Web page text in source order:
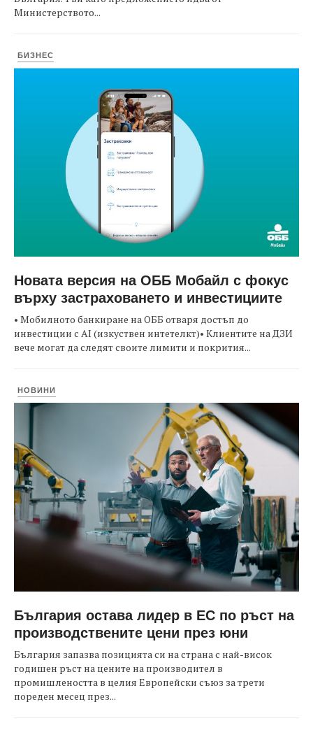
Министерството...
БИЗНЕС
Новата версия на ОББ Мобайл с фокус
върху застраховането и инвестициите
• Мобилното банкиране на ОББ отваря достъп до
инвестиции с AI (изкуствен интетелкт)• Клиентите на ДЗИ
вече могат да следят своите лимити и покрития...
НОВИНИ
България остава лидер в ЕС по ръст на
производствените цени през юни
България запазва позицията си на страна с най-висок
годишен ръст на цените на производител в
промишлеността в целия Европейски съюз за трети
пореден месец през...